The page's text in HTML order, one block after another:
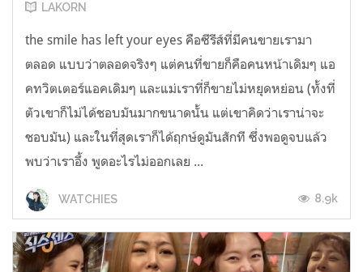
LAKORN
the smile has left your eyes คือซีรีส์ที่มีคนขายเรามา
ตลอด แบบว่าตลอดจริงๆ แต่คนที่ขายก็คือคนหน้าเดิมๆ แอ
คทวิตเตอร์แอคเดิมๆ และแม่เราที่ก็ขายไม่หยุดหย่อน (ทั้งที่
ตัวเขาก็ไม่ได้ชอบมันมากขนาดนั้น แต่เขาคิดว่าเราน่าจะ
ชอบมัน) และในที่สุดเราก็ได้ฤกษ์ดูมันสักที ซึ่งพอดูจบแล้ว
พบว่าเราอึ้ง พูดอะไรไม่ออกเลย ...
WATCHIES 8.9k